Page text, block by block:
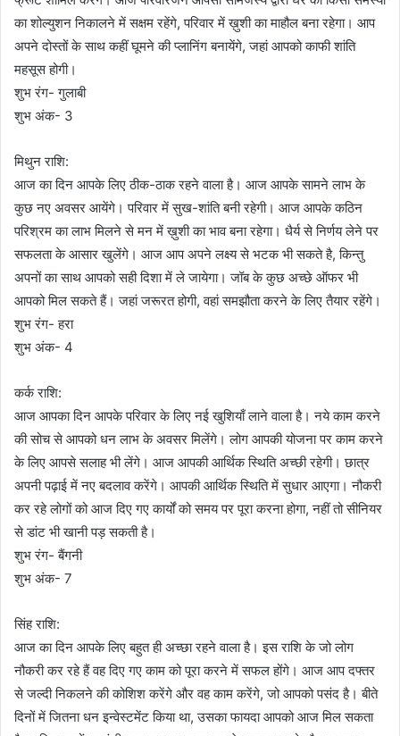
का शोल्युशन निकालने में सक्षम रहेंगे, परिवार में ख़ुशी का माहौल बना रहेगा। आप
अपने दोस्तों के साथ कहीं घूमने की प्लानिंग बनायेंगे, जहां आपको काफी शांति
महसूस होगी।
शुभ रंग- गुलाबी
शुभ अंक- 3
मिथुन राशि:
आज का दिन आपके लिए ठीक-ठाक रहने वाला है। आज आपके सामने लाभ के
कुछ नए अवसर आयेंगे। परिवार में सुख-शांति बनी रहेगी। आज आपके कठिन
परिश्रम का लाभ मिलने से मन में ख़ुशी का भाव बना रहेगा। धैर्य से निर्णय लेने पर
सफलता के आसार खुलेंगे। आज आप अपने लक्ष्य से भटक भी सकते है, किन्तु
अपनों का साथ आपको सही दिशा में ले जायेगा। जॉब के कुछ अच्छे ऑफर भी
आपको मिल सकते हैं। जहां जरूरत होगी, वहां समझौता करने के लिए तैयार रहेंगे।
शुभ रंग- हरा
शुभ अंक- 4
कर्क राशि:
आज आपका दिन आपके परिवार के लिए नई खुशियाँ लाने वाला है। नये काम करने
की सोच से आपको धन लाभ के अवसर मिलेंगे। लोग आपकी योजना पर काम करने
के लिए आपसे सलाह भी लेंगे। आज आपकी आर्थिक स्थिति अच्छी रहेगी। छात्र
अपनी पढ़ाई में नए बदलाव करेंगे। आपकी आर्थिक स्थिति में सुधार आएगा। नौकरी
कर रहे लोगों को आज दिए गए कार्यों को समय पर पूरा करना होगा, नहीं तो सीनियर
से डांट भी खानी पड़ सकती है।
शुभ रंग- बैंगनी
शुभ अंक- 7
सिंह राशि:
आज का दिन आपके लिए बहुत ही अच्छा रहने वाला है। इस राशि के जो लोग
नौकरी कर रहे हैं वह दिए गए काम को पूरा करने में सफल होंगे। आज आप दफ्तर
से जल्दी निकलने की कोशिश करेंगे और वह काम करेंगे, जो आपको पसंद है। बीते
दिनों में जितना धन इन्वेस्टमेंट किया था, उसका फायदा आपको आज मिल सकता